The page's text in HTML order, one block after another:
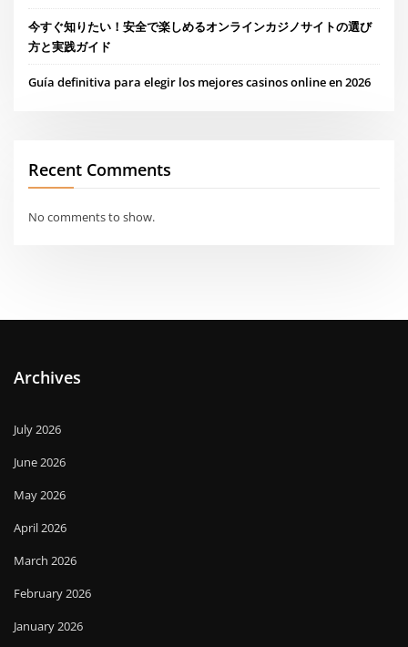
今すぐ知りたい！安全で楽しめるオンラインカジノサイトの選び
方と実践ガイド
Guía definitiva para elegir los mejores casinos online en 2026
Recent Comments
No comments to show.
Archives
July 2026
June 2026
May 2026
April 2026
March 2026
February 2026
January 2026